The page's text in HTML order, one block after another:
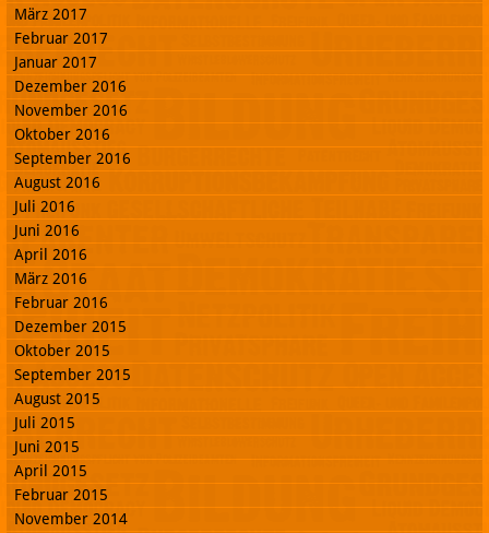
März 2017
Februar 2017
Januar 2017
Dezember 2016
November 2016
Oktober 2016
September 2016
August 2016
Juli 2016
Juni 2016
April 2016
März 2016
Februar 2016
Dezember 2015
Oktober 2015
September 2015
August 2015
Juli 2015
Juni 2015
April 2015
Februar 2015
November 2014